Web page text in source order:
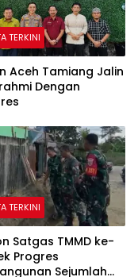
TERKINI
Aceh Tamiang Jalin
Dengan
TERKINI
Satgas TMMD ke-
Progres
Sejumlah